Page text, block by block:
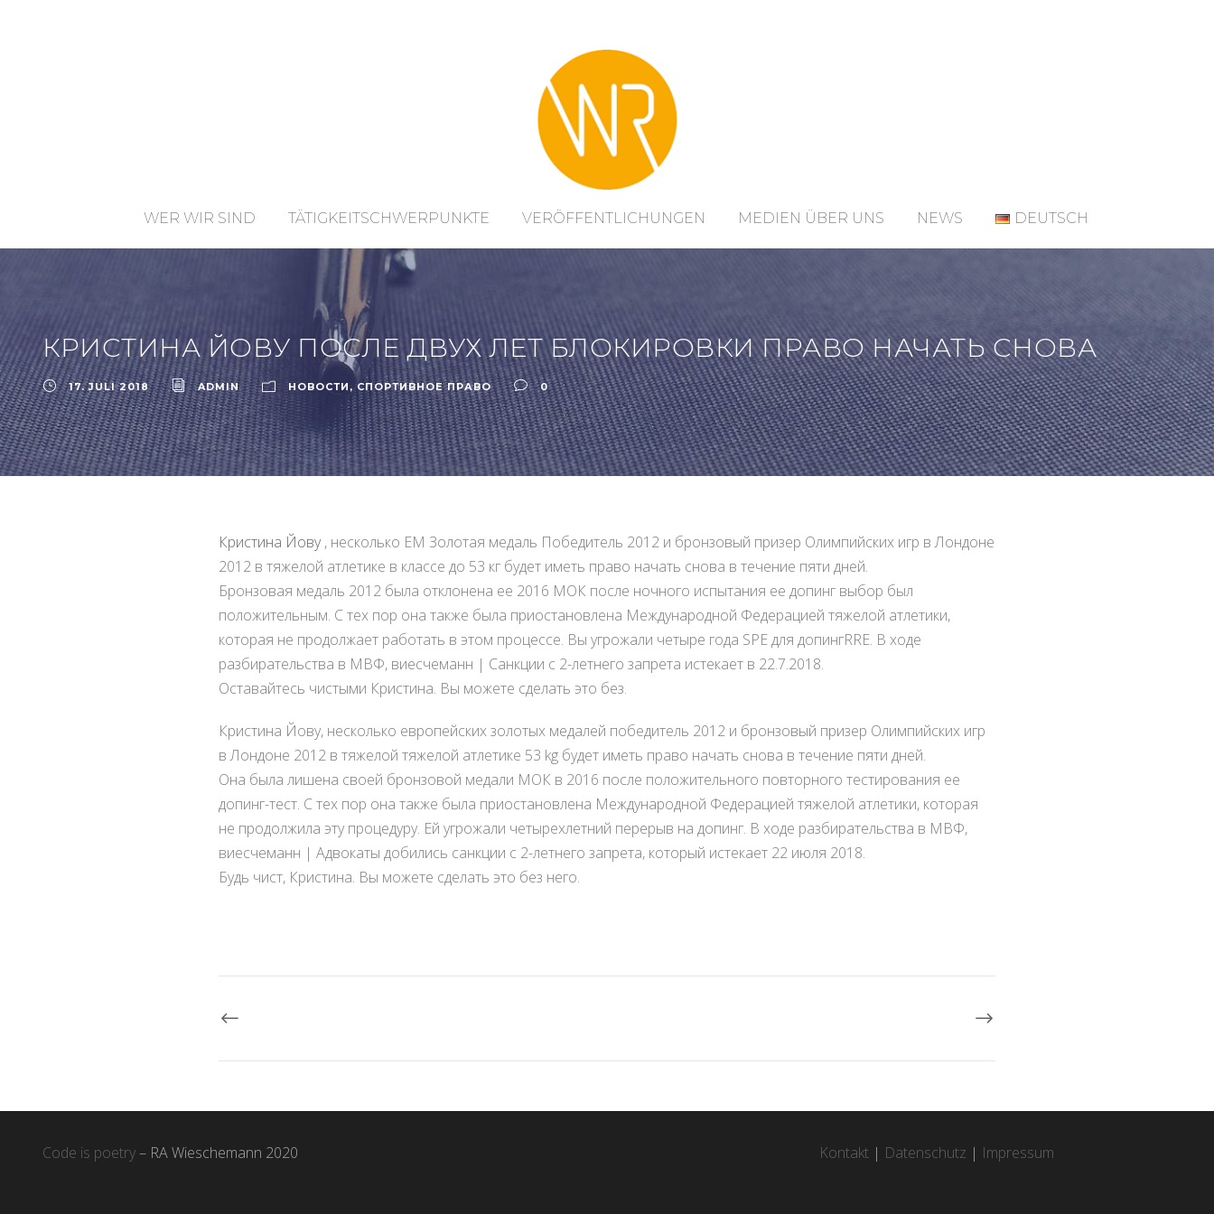
WER WIR SIND TÄTIGKEITSCHWERPUNKTE VERÖFFENTLICHUNGEN MEDIEN ÜBER UNS NEWS DEUTSCH
КРИСТИНА ЙОВУ ПОСЛЕ ДВУХ ЛЕТ БЛОКИРОВКИ ПРАВО НАЧАТЬ СНОВА
17. JULI 2018 ADMIN НОВОСТИ , СПОРТИВНОЕ ПРАВО 0
Кристина Йову, несколько EM Золотая медаль Победитель 2012 и бронзовый призер Олимпийских игр в Лондоне
2012 в тяжелой атлетике в классе до 53 кг будет иметь право начать снова в течение пяти дней.
Бронзовая медаль 2012 была отклонена ее 2016 МОК после ночного испытания ее допинг выбор был
положительным. С тех пор она также была приостановлена Международной Федерацией тяжелой атлетики,
которая не продолжает работать в этом процессе. Вы угрожали четыре года SPE для допингRRE. В ходе
разбирательства в МВФ, виесчеманн | Санкции с 2-летнего запрета истекает в 22.7.2018.
Оставайтесь чистыми Кристина. Вы можете сделать это без.
Кристина Йову, несколько европейских золотых медалей победитель 2012 и бронзовый призер Олимпийских игр
в Лондоне 2012 в тяжелой тяжелой атлетике 53 kg будет иметь право начать снова в течение пяти дней.
Она была лишена своей бронзовой медали МОК в 2016 после положительного повторного тестирования ее
допинг-тест. С тех пор она также была приостановлена Международной Федерацией тяжелой атлетики, которая
не продолжила эту процедуру. Ей угрожали четырехлетний перерыв на допинг. В ходе разбирательства в МВФ,
виесчеманн | Адвокаты добились санкции с 2-летнего запрета, который истекает 22 июля 2018.
Будь чист, Кристина. Вы можете сделать это без него.
Code is poetry– RA Wieschemann 2020 Kontakt| Datenschutz | Impressum